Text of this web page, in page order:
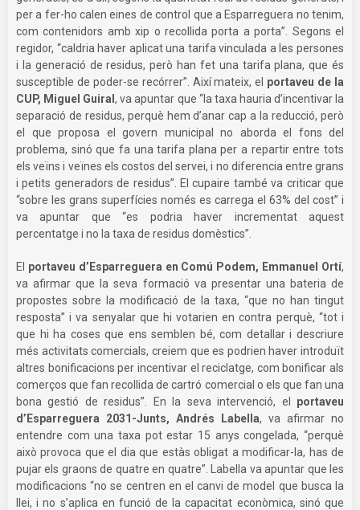
per a fer-ho calen eines de control que a Esparreguera no tenim,
com contenidors amb xip o recollida porta a porta”. Segons el
regidor, “caldria haver aplicat una tarifa vinculada a les persones
i la generació de residus, però han fet una tarifa plana, que és
susceptible de poder-se recórrer”. Així mateix, el portaveu de la
CUP, Miguel Guiral, va apuntar que “la taxa hauria d’incentivar la
separació de residus, perquè hem d’anar cap a la reducció, però
el que proposa el govern municipal no aborda el fons del
problema, sinó que fa una tarifa plana per a repartir entre tots
els veïns i veïnes els costos del servei, i no diferencia entre grans
i petits generadors de residus”. El cupaire també va criticar que
“sobre les grans superfícies només es carrega el 63% del cost” i
va apuntar que “es podria haver incrementat aquest
percentatge i no la taxa de residus domèstics”.
El portaveu d’Esparreguera en Comú Podem, Emmanuel Ortí,
va afirmar que la seva formació va presentar una bateria de
propostes sobre la modificació de la taxa, “que no han tingut
resposta” i va senyalar que hi votarien en contra perquè, “tot i
que hi ha coses que ens semblen bé, com detallar i descriure
més activitats comercials, creiem que es podrien haver introduït
altres bonificacions per incentivar el reciclatge, com bonificar als
comerços que fan recollida de cartró comercial o els que fan una
bona gestió de residus”. En la seva intervenció, el portaveu
d’Esparreguera 2031-Junts, Andrés Labella, va afirmar no
entendre com una taxa pot estar 15 anys congelada, “perquè
això provoca que el dia que estàs obligat a modificar-la, has de
pujar els graons de quatre en quatre”. Labella va apuntar que les
modificacions “no se centren en el canvi de model que busca la
llei, i no s’aplica en funció de la capacitat econòmica, sinó que